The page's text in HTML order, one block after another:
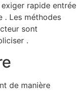
rapide entrée
. Les méthodes
sont
.
de manière